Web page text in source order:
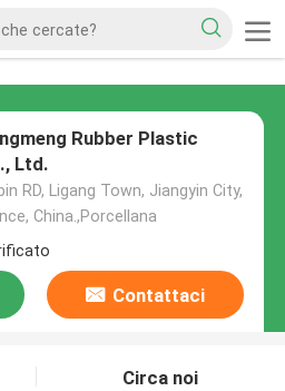
Rubber Plastic
Ltd.
RD, Ligang Town, Jiangyin City,
China.,Porcellana
Contattaci
Circa noi